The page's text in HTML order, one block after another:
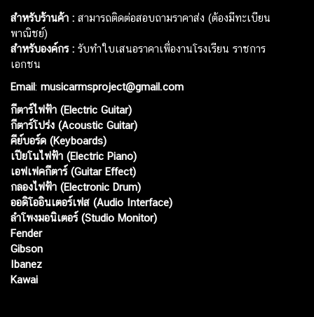
สำหรับร้านค้า : สามารถติดต่อสอบถามราคาส่ง (ต้องมีทะเบียน
พาณิชย์)
สำหรับองค์กร : รับทำใบเสนอราคาเพื่องานโรงเรียน ราชการ
เอกชน
Email: musicarmsproject@gmail.com
กีตาร์ไฟฟ้า (Electric Guitar)
กีตาร์โปร่ง (Acoustic Guitar)
คีย์บอร์ด (Keyboards)
เปียโนไฟฟ้า (Electric Piano)
เอฟเฟคกีตาร์ (Guitar Effect)
กลองไฟฟ้า (Electronic Drum)
ออดิโออินเตอร์เฟส (Audio Interface)
ลำโพงมอนิเตอร์ (Studio Monitor)
Fender
Gibson
Ibanez
Kawai